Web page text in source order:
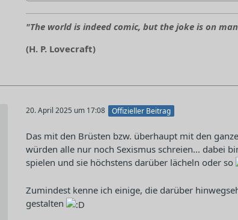
"The world is indeed comic, but the joke is on
(H. P. Lovecraft)
20. April 2025 um 17:08 Offizieller Beitrag
Das mit den Brüsten bzw. überhaupt mit den
würden alle nur noch Sexismus schreien... dabei
spielen und sie höchstens darüber lächeln oder so
Zumindest kenne ich einige, die darüber
gestalten